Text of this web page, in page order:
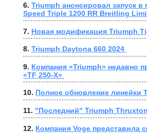
6. Triumph анонсировал запуск
Speed Triple 1200 RR Breitling
7. Новая модификация Triumph
8. Triumph Daytona 660 2024
9. Компания «Triumph» недавно
«TF 250-X»
10. Полное обновление линейки
11. "Последний" Triumph Thruxton
12. Компания Voge представила